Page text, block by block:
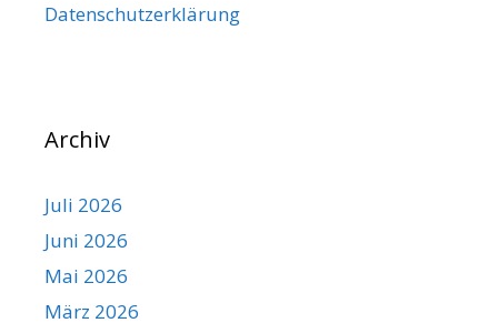
Datenschutzerklärung
Archiv
Juli 2026
Juni 2026
Mai 2026
März 2026